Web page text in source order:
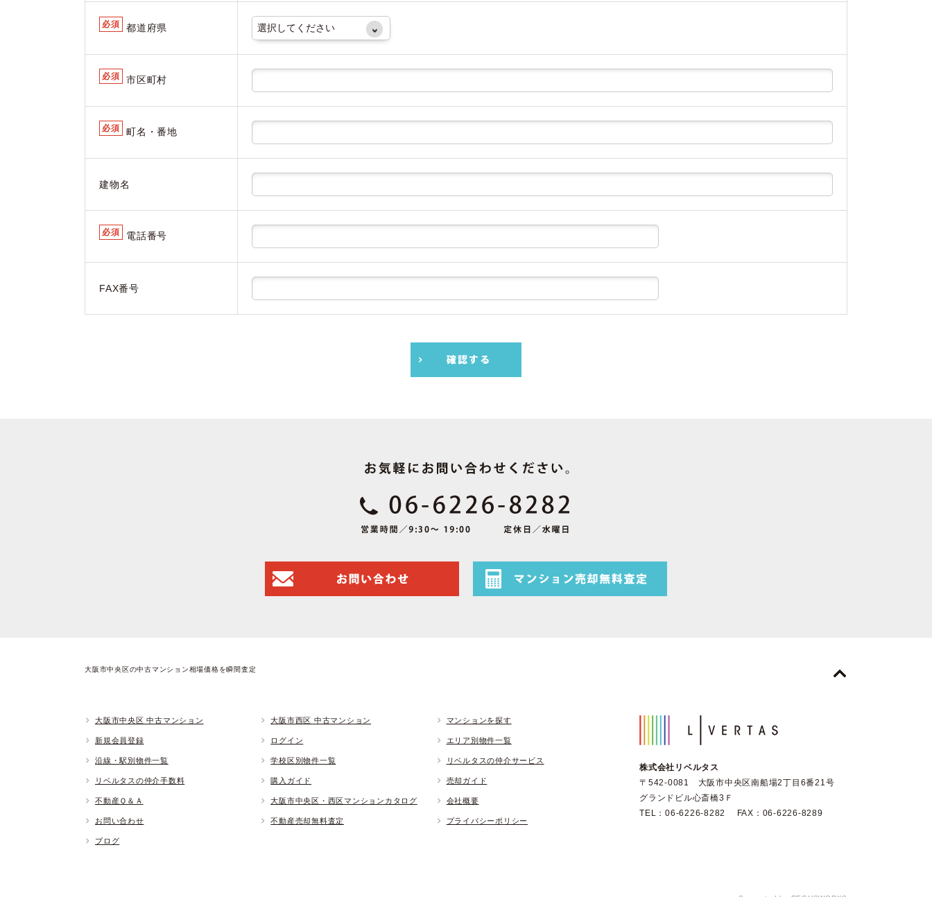
必須 都道府県
必須 市区町村
必須 町名・番地
建物名
必須 電話番号
FAX番号
大阪市中央区の中古マンション相場価格を瞬間査定
大阪市中央区 中古マンション 大阪市西区 中古マンション マンションを探す
新規会員登録 ログイン エリア別物件一覧
沿線・駅別物件一覧 学校区別物件一覧 リベルタスの仲介サービス
リベルタスの仲介手数料 購入ガイド 売却ガイド
不動産Ｑ＆Ａ 大阪市中央区・西区マンションカタログ 会社概要
お問い合わせ 不動産売却無料査定 プライバシーポリシー
ブログ
株式会社リベルタス
〒542-0081 大阪市中央区南船場2丁目6番21号
グランドビル心斎橋3Ｆ
TEL：06-6226-8282 FAX：06-6226-8289